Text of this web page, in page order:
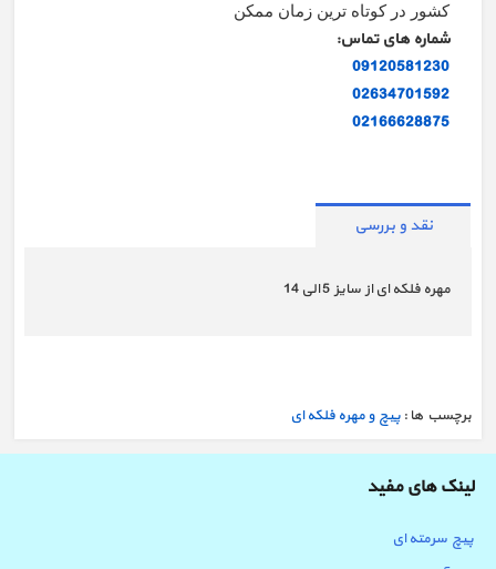
کشور در کوتاه ترین زمان ممکن
شماره های تماس:
09120581230
02634701592
02166628875
نقد و بررسی
مهره فلکه ای از سایز 5 الی 14
برچسب ها : پیچ و مهره فلکه ای
لینک های مفید
پیچ سرمته ای